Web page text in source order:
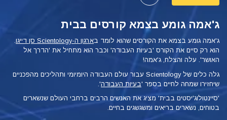
ג'אמה גומע בצמא קורסים בבית
ג'אמה גומע בצמא את הקורסים שהוא לומד בארגון ה-Scientology סן דייגו
.
הוא רק סיים את הקורס 'בעיות העבודה' וכבר הוא מתחיל את 'הדרך אל
האושר'. עלה והצלח, ג'אמה!
גלה כלים של Scientology עבור עולם העבודה היומיומי ותהליכים מהפכניים
שיחזירו שמחה לחיים בספר 'בעיות העבודה'.
'סיינטולוג'יסטים בבית' מציג את האנשים הרבים ברחבי העולם שנשארים
בטוחים, נשארים בריאים ומשגשגים בחיים.